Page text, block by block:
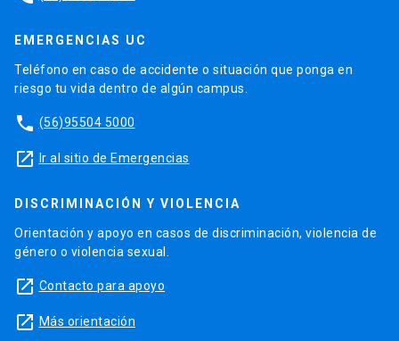
EMERGENCIAS UC
Teléfono en caso de accidente o situación que ponga en
riesgo tu vida dentro de algún campus.
phone (56)95504 5000
launch Ir al sitio de Emergencias
DISCRIMINACIÓN Y VIOLENCIA
Orientación y apoyo en casos de discriminación, violencia de
género o violencia sexual.
launch Contacto para apoyo
launch Más orientación